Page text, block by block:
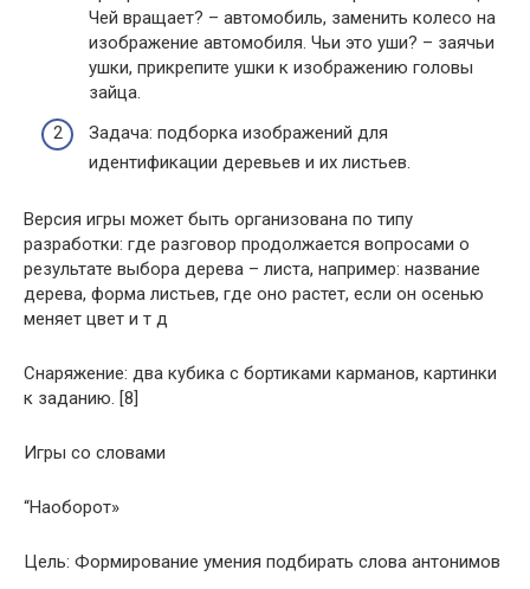
Чей вращает? – автомобиль, заменить колесо на
изображение автомобиля. Чьи это уши? – заячьи
ушки, прикрепите ушки к изображению головы
зайца.
Задача: подборка изображений для
идентификации деревьев и их листьев.
Версия игры может быть организована по типу
разработки: где разговор продолжается вопросами о
результате выбора дерева – листа, например: название
дерева, форма листьев, где оно растет, если он осенью
меняет цвет и т д
Снаряжение: два кубика с бортиками карманов, картинки
к заданию. [8]
Игры со словами
“Наоборот»
Цель: Формирование умения подбирать слова антонимов